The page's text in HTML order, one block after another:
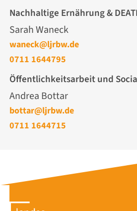
Nachhaltige Ernährung &
Sarah Waneck
waneck@ljrbw.de
0711 1644795
Öffentlichkeitsarbeit und
Andrea Bottar
bottar@ljrbw.de
0711 1644715